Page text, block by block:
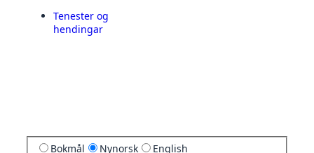
Tenester og
hendingar
Bokmål Nynorsk English